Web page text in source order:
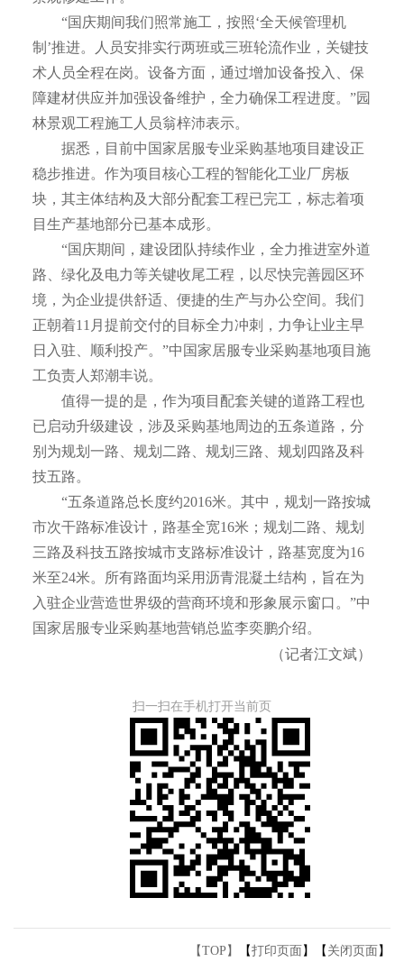
“国庆期间我们照常施工，按照‘全天候管理机
制’推进。人员安排实行两班或三班轮流作业，关键技
术人员全程在岗。设备方面，通过增加设备投入、保
障建材供应并加强设备维护，全力确保工程进度。”园
林景观工程施工人员翁梓沛表示。
据悉，目前中国家居服专业采购基地项目建设正
稳步推进。作为项目核心工程的智能化工业厂房板
块，其主体结构及大部分配套工程已完工，标志着项
目生产基地部分已基本成形。
“国庆期间，建设团队持续作业，全力推进室外道
路、绿化及电力等关键收尾工程，以尽快完善园区环
境，为企业提供舒适、便捷的生产与办公空间。我们
正朝着11月提前交付的目标全力冲刺，力争让业主早
日入驻、顺利投产。”中国家居服专业采购基地项目施
工负责人郑潮丰说。
值得一提的是，作为项目配套关键的道路工程也
已启动升级建设，涉及采购基地周边的五条道路，分
别为规划一路、规划二路、规划三路、规划四路及科
技五路。
“五条道路总长度约2016米。其中，规划一路按城
市次干路标准设计，路基全宽16米；规划二路、规划
三路及科技五路按城市支路标准设计，路基宽度为16
米至24米。所有路面均采用沥青混凝土结构，旨在为
入驻企业营造世界级的营商环境和形象展示窗口。”中
国家居服专业采购基地营销总监李奕鹏介绍。
（记者江文斌）
扫一扫在手机打开当前页
【TOP】 【打印页面 】【 关闭页面 】